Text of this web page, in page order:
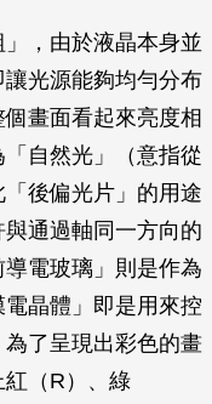
，由於液晶本身並
光源能夠均勻分布
畫面看起來亮度相
自然光」（意指從
後偏光片」的用途
通過軸同一方向的
電玻璃」則是作為
晶體」即是用來控
了呈現出彩色的畫
（R）、綠